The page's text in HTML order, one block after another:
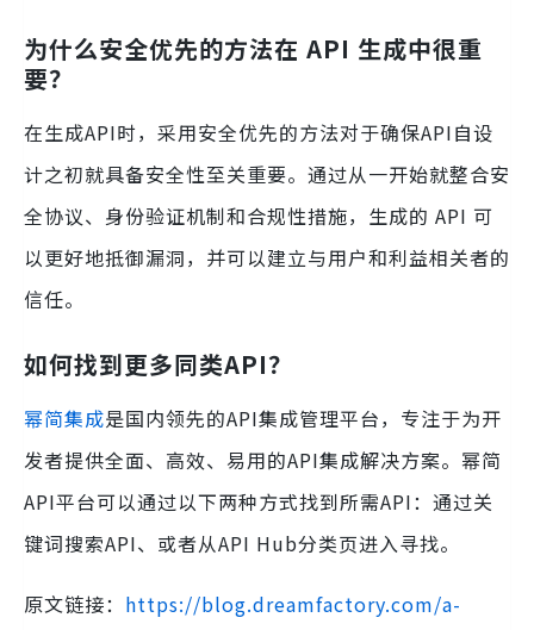
为什么安全优先的方法在 API 生成中很重
要？
在生成API时，采用安全优先的方法对于确保API自设
计之初就具备安全性至关重要。通过从一开始就整合安
全协议、身份验证机制和合规性措施，生成的 API 可
以更好地抵御漏洞，并可以建立与用户和利益相关者的
信任。
如何找到更多同类API？
幂简集成是国内领先的API集成管理平台，专注于为开
发者提供全面、高效、易用的API集成解决方案。幂简
API平台可以通过以下两种方式找到所需API：通过关
键词搜索API、或者从API Hub分类页进入寻找。
原文链接： https://blog.dreamfactory.com/a-